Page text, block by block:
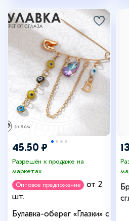
45.50 ₽
Разрешён к продаже на
маркетах
Оптовое предложение
от 2
шт.
Булавка-оберег «Глазки» с